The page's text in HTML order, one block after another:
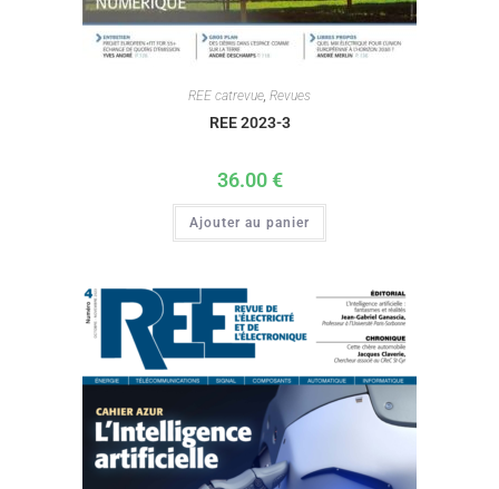
REE catrevue, Revues
REE 2023-3
36.00€
Ajouter au panier